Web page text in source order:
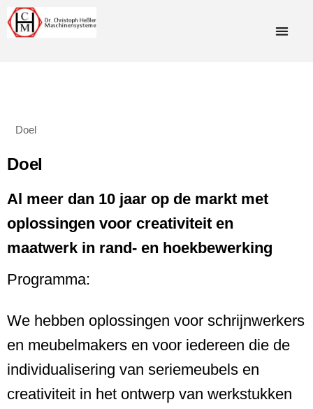
Doel
Doel
Al meer dan 10 jaar op de markt met
oplossingen voor creativiteit en
maatwerk in rand- en hoekbewerking
Programma:
We hebben oplossingen voor schrijnwerkers
en meubelmakers en voor iedereen die de
individualisering van seriemeubels en
creativiteit in het ontwerp van werkstukken